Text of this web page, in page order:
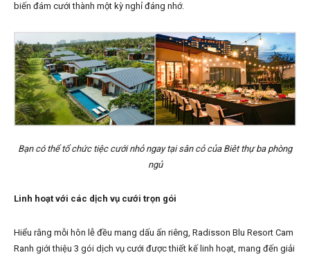
biến đám cưới thành một kỳ nghỉ đáng nhớ.
Bạn có thể tổ chức tiệc cưới nhỏ ngay tại sân cỏ của Biêt thự ba phòng
ngủ
Linh hoạt với các dịch vụ cưới trọn gói
Hiểu rằng mỗi hôn lễ đều mang dấu ấn riêng, Radisson Blu Resort Cam
Ranh giới thiệu 3 gói dịch vụ cưới được thiết kế linh hoạt, mang đến giải